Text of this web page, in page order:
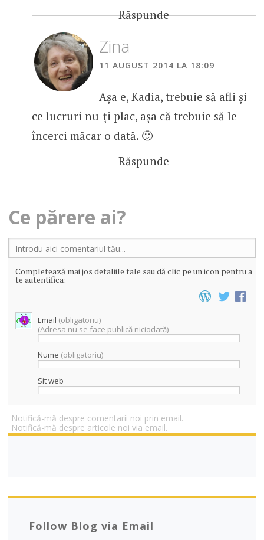
Răspunde
Zina
11 AUGUST 2014 LA 18:09
Așa e, Kadia, trebuie să afli și
ce lucruri nu-ți plac, așa că trebuie să le
încerci măcar o dată. 🙂
Răspunde
Ce părere ai?
Introdu aici comentariul tău...
Completează mai jos detaliile tale sau dă clic pe un icon pentru a
te autentifica:
Email (obligatoriu)
(Adresa nu se face publică niciodată)
Nume (obligatoriu)
Sit web
Notifică-mă despre comentarii noi prin email.
Notifică-mă despre articole noi via email.
D
Follow Blog via Email